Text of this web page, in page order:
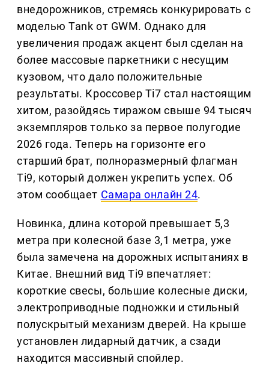
внедорожников, стремясь конкурировать с
моделью Tank от GWM. Однако для
увеличения продаж акцент был сделан на
более массовые паркетники с несущим
кузовом, что дало положительные
результаты. Кроссовер Ti7 стал настоящим
хитом, разойдясь тиражом свыше 94 тысяч
экземпляров только за первое полугодие
2026 года. Теперь на горизонте его
старший брат, полноразмерный флагман
Ti9, который должен укрепить успех. Об
этом сообщает Самара онлайн 24.
Новинка, длина которой превышает 5,3
метра при колесной базе 3,1 метра, уже
была замечена на дорожных испытаниях в
Китае. Внешний вид Ti9 впечатляет:
короткие свесы, большие колесные диски,
электроприводные подножки и стильный
полускрытый механизм дверей. На крыше
установлен лидарный датчик, а сзади
находится массивный спойлер.